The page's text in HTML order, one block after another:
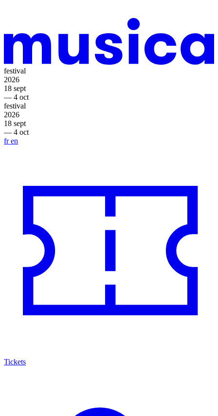
festival
2026
18 sept
— 4 oct
festival
2026
18 sept
— 4 oct
fren
Tickets